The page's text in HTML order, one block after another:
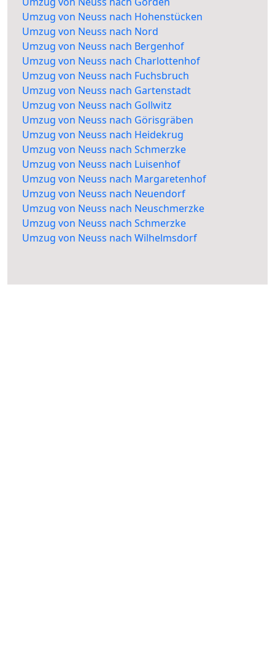
Umzug von Neuss nach Hohenstücken
Umzug von Neuss nach Nord
Umzug von Neuss nach Bergenhof
Umzug von Neuss nach Charlottenhof
Umzug von Neuss nach Fuchsbruch
Umzug von Neuss nach Gartenstadt
Umzug von Neuss nach Gollwitz
Umzug von Neuss nach Görisgräben
Umzug von Neuss nach Heidekrug
Umzug von Neuss nach Schmerzke
Umzug von Neuss nach Luisenhof
Umzug von Neuss nach Margaretenhof
Umzug von Neuss nach Neuendorf
Umzug von Neuss nach Neuschmerzke
Umzug von Neuss nach Schmerzke
Umzug von Neuss nach Wilhelmsdorf